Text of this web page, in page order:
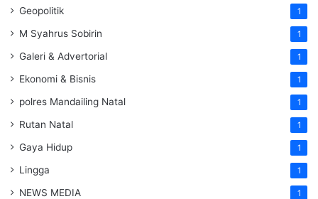
Geopolitik 1
M Syahrus Sobirin 1
Galeri & Advertorial 1
Ekonomi & Bisnis 1
polres Mandailing Natal 1
Rutan Natal 1
Gaya Hidup 1
Lingga 1
NEWS MEDIA 1